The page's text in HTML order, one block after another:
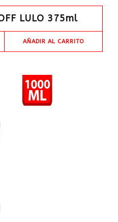
LULO 375ml
AÑADIR AL CARRITO